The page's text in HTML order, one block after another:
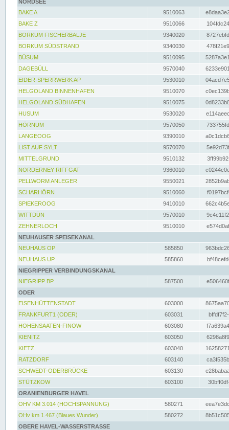
NORDSEE
BAKE A
9510063
BAKE Z
9510066
BORKUM FISCHERBALJE
9340020
BORKUM SÜDSTRAND
9340030
BÜSUM
9510095
DAGEBÜLL
9570040
EIDER-SPERRWERK AP
9530010
HELGOLAND BINNENHAFEN
9510070
HELGOLAND SÜDHAFEN
9510075
HUSUM
9530020
HÖRNUM
9570050
LANGEOOG
9390010
LIST AUF SYLT
9570070
MITTELGRUND
9510132
NORDERNEY RIFFGAT
9360010
PELLWORM ANLEGER
9550021
SCHARHÖRN
9510060
SPIEKEROOG
9410010
WITTDÜN
9570010
ZEHNERLOCH
9510010
NEUHAUSER SPEISEKANAL
NEUHAUS OP
585850
NEUHAUS UP
585860
NIEGRIPPER VERBINDUNGSKANAL
NIEGRIPP BP
587500
ODER
EISENHÜTTENSTADT
603000
FRANKFURT1 (ODER)
603031
HOHENSAATEN-FINOW
603080
KIENITZ
603050
KIETZ
603040
RATZDORF
603140
SCHWEDT-ODERBRÜCKE
603130
STÜTZKOW
603100
ORANIENBURGER HAVEL
OHV KM 3.014 (HOCHSPANNUNG)
580271
OHv km 1.467 (Blaues Wunder)
580272
OBERE HAVEL-WASSERSTRASSE